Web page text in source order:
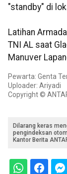
"standby" di
Latihan
TNI AL saat
Manuver
Pewarta: Genta
Uploader: Ariyadi
Copyright ©
Dilarang keras
pengindeksan
Kantor Berita